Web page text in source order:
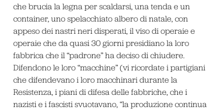
che brucia la legna per scaldarsi, una tenda e un
container, uno spelacchiato albero di natale, con
appeso dei nastri neri disperati, il viso di operaie e
operaie che da quasi 30 giorni presidiano la loro
fabbrica che il “padrone” ha deciso di chiudere.
Difendono le loro “macchine” (vi ricordate i partigiani
che difendevano i loro macchinari durante la
Resistenza, i piani di difesa delle fabbriche, che i
nazisti e i fascisti svuotavano, “la produzione continua